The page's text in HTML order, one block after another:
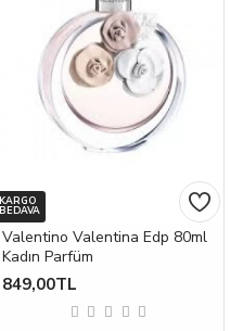
KARGO
BEDAVA
Valentino Valentina Edp 80ml
Kadın Parfüm
849,00TL